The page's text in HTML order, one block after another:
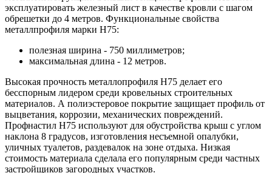
эксплуатировать железный лист в качестве кровли с шагом
обрешетки до 4 метров. Функциональные свойства
металлпрофиля марки Н75:
полезная ширина - 750 миллиметров;
максимальная длина - 12 метров.
Высокая прочность металлопрофиля Н75 делает его
бесспорным лидером среди кровельных строительных
материалов. А полиэстеровое покрытие защищает профиль от
выцветания, коррозии, механических повреждений.
Профнастил Н75 используют для обустройства крыш с углом
наклона 8 градусов, изготовления несъемной опалубки,
уличных туалетов, раздевалок на зоне отдыха. Низкая
стоимость материала сделала его популярным среди частных
застройщиков загородных участков.